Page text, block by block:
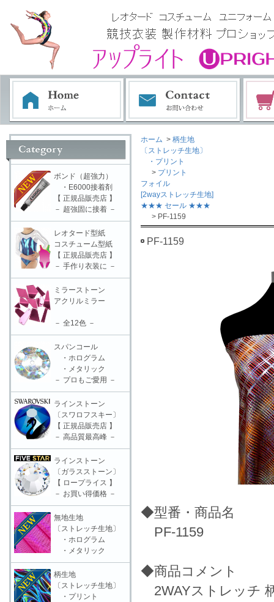
ホーム > 柄生地
〔ストレッチ生地〕
・プリント
> プリント
フォイル
[2wayストレッチ生地]
★★★ セール ★★★
> PF-1159
PF-1159
◆型番・商品名
PF-1159
◆商品コメント
2WAYストレッチ
ボンド（超強力）
・E6000接着剤
【 正規品販売店 】
－ 超強固に接着 －
レオタード型紙
コスチューム型紙
【 正規品販売店 】
－ 手作り衣装に －
ミラーストーン
アクリルミラー
－ 全12色 －
スパンコール
・ホログラム
・メタリック
－ プロもご愛用 －
ラインストーン
〔スワロフスキー〕
【 正規品販売店 】
－ 高品質最高峰 －
ラインストーン
〔ガラスストーン〕
【 ロープライス 】
－ お買い得価格 －
無地生地
〔ストレッチ生地〕
・ホログラム
・メタリック
柄生地
〔ストレッチ生地〕
・プリント